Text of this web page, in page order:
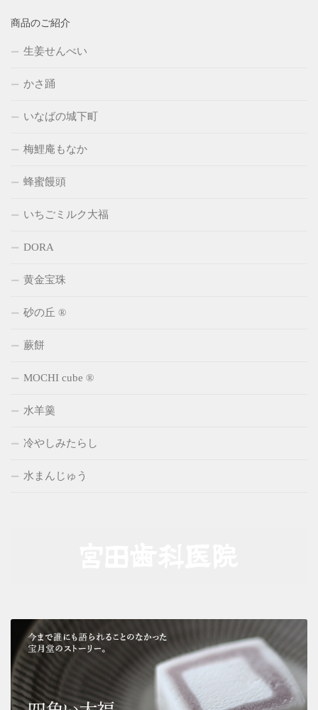
商品のご紹介
生姜せんべい
かさ踊
いなばの城下町
梅鯉庵もなか
蜂蜜饅頭
いちごミルク大福
DORA
黄金宝珠
砂の丘 ®
蕨餅
MOCHI cube ®
水羊羹
冷やしみたらし
水まんじゅう